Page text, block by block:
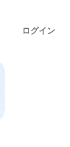
ログイン